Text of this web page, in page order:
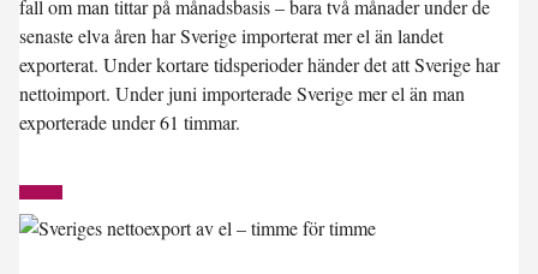
fall om man tittar på månadsbasis – bara två månader under de
senaste elva åren har Sverige importerat mer el än landet
exporterat. Under kortare tidsperioder händer det att Sverige har
nettoimport. Under juni importerade Sverige mer el än man
exporterade under61 timmar.